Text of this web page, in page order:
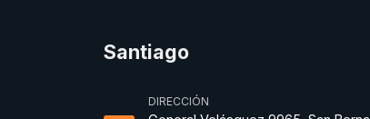
Santiago
DIRECCIÓN